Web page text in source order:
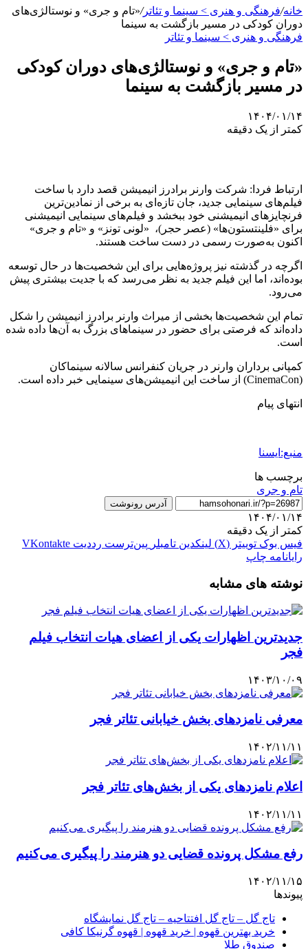
خانه/فرهنگی و هنری > سینما و تئاتر/«تام و جری» و نوستالژی‌های
دوران کودکی در مسیر بازگشت به سینما
فرهنگی و هنری > سینما و تئاتر
«تام و جری» و نوستالژی‌های دوران کودکی
در مسیر بازگشت به سینما
۱۴۰۴/۰۱/۱۴
کمتر از یک دقیقه
ارتباط فردا: شرکت وارنر برادرز انیمیشن قصد دارد با ساخت
فیلم‌های سینمایی جدید، جان تازه‌ای به برخی از نمادین‌ترین
فرنچایزهای انیمیشنی خود ببخشد و فیلم‌های سینمایی انیمیشنی
برای «فلینتستون‌ها» (عصر حجر)، «لونی تونز» و «تام و جری»
اکنون به‌صورت رسمی در دست ساخت هستند.
اگرچه در گذشته نیز پروژه‌هایی برای این شخصیت‌ها در حال توسعه
بوده‌اند، اما این فیلم جدید به نظر می‌رسد که با جدیت بیشتری پیش
می‌رود.
تمام این شخصیت‌ها بخشی از میراث وارنر برادرز انیمیشن را شکل
داده‌اند که فرصتی برای حضور در سینماهای بزرگ به آن‌ها داده شده
است.
کمپانی برداران وارنر در جریان کنفرانس سالانه سینماکان
(CinemaCon) از ساخت این انیمیشن‌های سینمایی خبر داده است.
انتهای پیام
منبع:ایسنا
برچسب ها
تام و جری
آدرس رونوشت
۱۴۰۴/۰۱/۱۴
کمتر از یک دقیقه
فیس بوک توییتر (X) لینکدین ‫تامبلر ‫پین‌ترست ‫رددیت ‫VKontakte
رایانامه چاپ
نوشته های مشابه
جدیدترین اظهارات یکی از اعضای هیات انتخاب فیلم
فجر
۱۴۰۳/۱۰/۰۹
معرفی نامزدهای بخش خیابانی تئاتر فجر
۱۴۰۲/۱۱/۱۱
اعلام نامزدهای یکی از بخش‌های تئاتر فجر
۱۴۰۲/۱۱/۱۱
رفع مشکل پرونده قضایی دو هنرمند را پیگیری می‌کنیم
۱۴۰۲/۱۱/۱۵
پیوندها
تاج گل – تاج گل افتتاحیه – تاج گل نمایشگاه
خرید بهترین قهوه | خرید قهوه | قهوه گرنیکا کافی
صندوق طلا